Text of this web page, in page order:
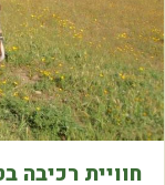
חוויית רכיבה